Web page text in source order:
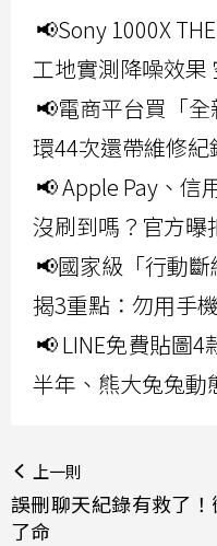
📢Sony 1000X
工地實測降噪效果
📢電商平台買「
環44次還帶維修
📢 Apple Pay、信
沒刷到嗎？官方曝
📢國家級「行動
揭3重點：勿用手
📢 LINE免費貼圖
半年、熊大兔兔動
上一則
誤刪聊天紀錄有救了
了命